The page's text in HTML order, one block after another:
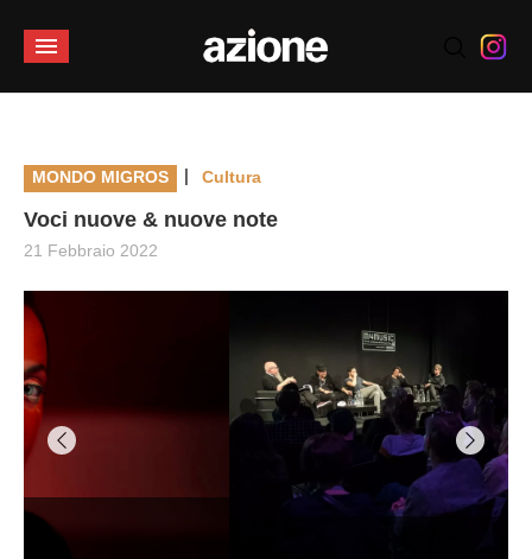
MONDO MIGROS | Cultura
Voci nuove & nuove note
21 Febbraio 2022